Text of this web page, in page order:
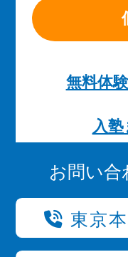
無料体
入
お問い合
東京